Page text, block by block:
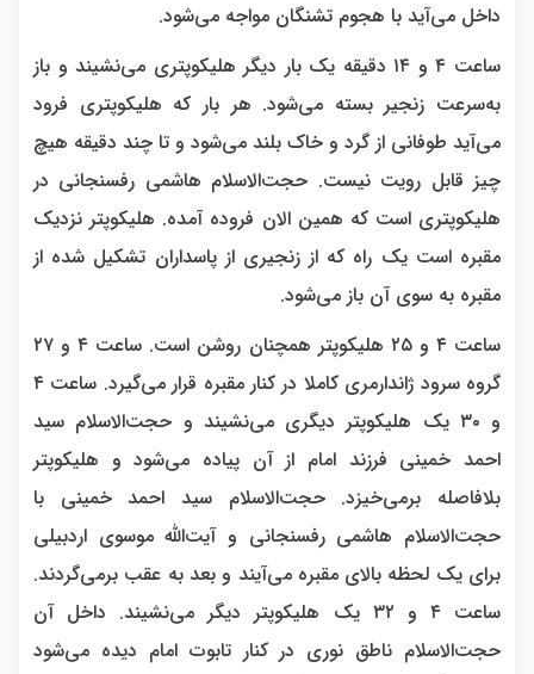
داخل می‌آید با هجوم تشنگان مواجه می‌شود.
ساعت ۴ و ۱۴ دقیقه یک بار دیگر هلیکوپتری می‌نشیند و باز
به‌سرعت زنجیر بسته می‌شود. هر بار که هلیکوپتری فرود
می‌آید طوفانی از گرد و خاک بلند می‌شود و تا چند دقیقه هیچ
چیز قابل رویت نیست. حجت‌الاسلام هاشمی رفسنجانی در
هلیکوپتری است که همین الان فروده آمده. هلیکوپتر نزدیک
مقبره است یک راه که از زنجیری از پاسداران تشکیل شده از
مقبره به سوی آن باز می‌شود.
ساعت ۴ و ۲۵ هلیکوپتر همچنان روشن است. ساعت ۴ و ۲۷
گروه سرود ژاندارمری کاملا در کنار مقبره قرار می‌گیرد. ساعت ۴
و ۳۰ یک هلیکوپتر دیگری می‌نشیند و حجت‌الاسلام سید
احمد خمینی فرزند امام از آن پیاده می‌شود و هلیکوپتر
بلافاصله برمی‌خیزد. حجت‌الاسلام سید احمد خمینی با
حجت‌الاسلام هاشمی رفسنجانی و آیت‌الله موسوی اردبیلی
برای یک لحظه بالای مقبره می‌آیند و بعد به عقب برمی‌گردند.
ساعت ۴ و ۳۲ یک هلیکوپتر دیگر می‌نشیند. داخل آن
حجت‌الاسلام ناطق نوری در کنار تابوت امام دیده می‌شود